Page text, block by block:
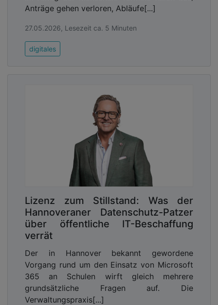
Anträge gehen verloren, Abläufe[...]
27.05.2026, Lesezeit ca. 5 Minuten
digitales
Lizenz zum Stillstand: Was der
Hannoveraner Datenschutz-Patzer
über öffentliche IT-Beschaffung
verrät
Der in Hannover bekannt gewordene
Vorgang rund um den Einsatz von Microsoft
365 an Schulen wirft gleich mehrere
grundsätzliche Fragen auf. Die
Verwaltungspraxis[...]